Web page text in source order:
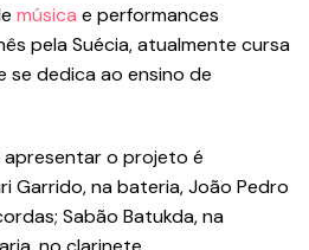
música e performances
pela Suécia, atualmente cursa
se dedica ao ensino de
apresentar o projeto é
Garrido, na bateria, João Pedro
Sabão Batukda, na